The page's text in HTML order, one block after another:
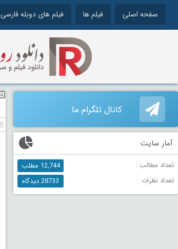
صفحه اصلی فیلم ها فیلم های دوبله فارسی
کانال تلگرام ما
آمار سایت
تعداد مطالب :
12,744 مطلب
تعداد نظرات :
28733 دیدگاه